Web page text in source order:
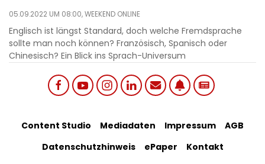
05.09.2022 UM 08:00,WEEKEND ONLINE
Englisch ist längst Standard, doch welche Fremdsprache
sollte man noch können? Französisch, Spanisch oder
Chinesisch? Ein Blick ins Sprach-Universum
links
Footer
Bottom
Content Studio Mediadaten Impressum
AGB
Datenschutzhinweis
ePaper
Kontakt